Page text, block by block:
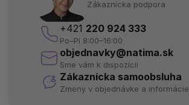
Zákaznícka podpora
+421 220 924 333
Po–Pi 8:00–16:00
objednavky@natima.sk
Sme vám k dispozícii
Zákaznícka samoobsluha
Zmeny v objednávke a informácie